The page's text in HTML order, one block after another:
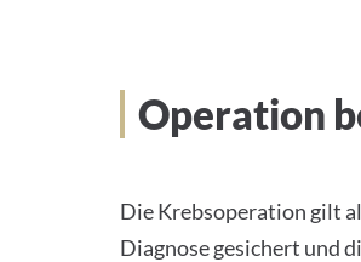
Operation
Die Krebsoperation gilt
Diagnose gesichert und